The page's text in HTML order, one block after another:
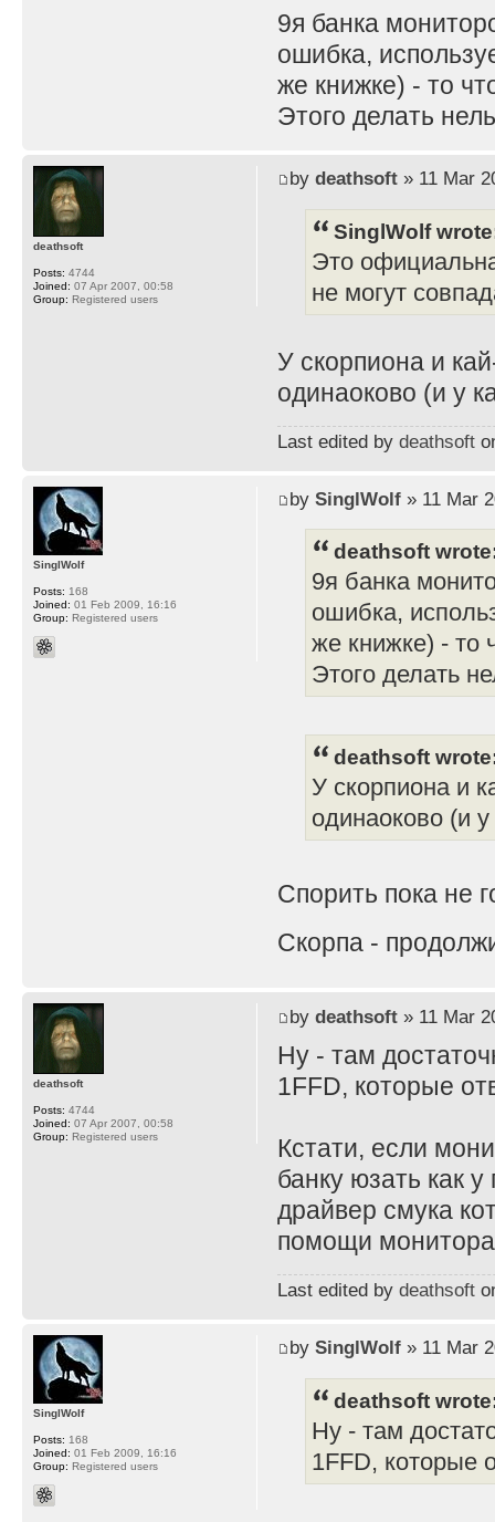
9я банка
ошибка,
же книжке) - то
Этого делать
by deathsoft» 11 Mar
SinglWolf
Это
не могут
У скорпиона и
одинаоково (и у
Last edited by deathsoft
deathsoft
Posts: 4744
Joined: 07 Apr 2007, 00:58
Group: Registered users
by SinglWolf» 11 Mar
deathsoft
9я банка
ошибка,
же книжке) - то
Этого делать
deathsoft
У скорпиона и
одинаоково (и
Спорить пока не
Скорпа -
SinglWolf
Posts: 168
Joined: 01 Feb 2009, 16:16
Group: Registered users
by deathsoft» 11 Mar
Ну - там
1FFD, которые
Кстати, если
банку юзать как
драйвер смука
помощи
Last edited by deathsoft
deathsoft
Posts: 4744
Joined: 07 Apr 2007, 00:58
Group: Registered users
by SinglWolf» 11 Mar
deathsoft
Ну - там
1FFD, которые
SinglWolf
Posts: 168
Joined: 01 Feb 2009, 16:16
Group: Registered users